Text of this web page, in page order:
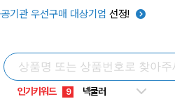
기관 우선구매 대상기업 선정!
인기키워드
6 우산
9 넥쿨러
10 타포린가방